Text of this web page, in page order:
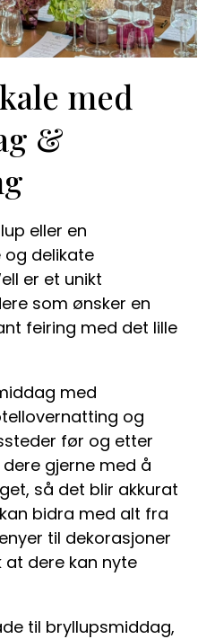
med
&
eller en
og delikate
er et unikt
som ønsker en
feiring med det lille
med
og
før og etter
gjerne med å
så det blir akkurat
bidra med alt fra
til dekorasjoner
at dere kan nyte
til bryllupsmiddag,